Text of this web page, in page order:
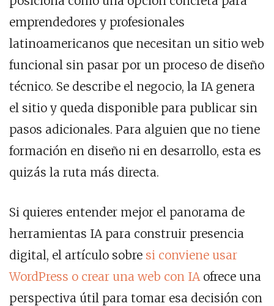
emprendedores y profesionales
latinoamericanos que necesitan un sitio web
funcional sin pasar por un proceso de diseño
técnico. Se describe el negocio, la IA genera
el sitio y queda disponible para publicar sin
pasos adicionales. Para alguien que no tiene
formación en diseño ni en desarrollo, esta es
quizás la ruta más directa.
Si quieres entender mejor el panorama de
herramientas IA para construir presencia
digital, el artículo sobre si conviene usar
WordPress o crear una web con IAofrece una
perspectiva útil para tomar esa decisión con